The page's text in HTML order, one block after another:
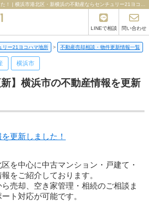
LINEで相談 問い合わせ
リー21ヨコハマ地所 > 不動産売却相談・物件更新情報一覧
横浜市
新】横浜市の不動産情報を更新
更新しました！
を中心に中古マンション・戸建て・
をご紹介しております。
売却、空き家管理・相続のご相談ま
ト対応が可能です。